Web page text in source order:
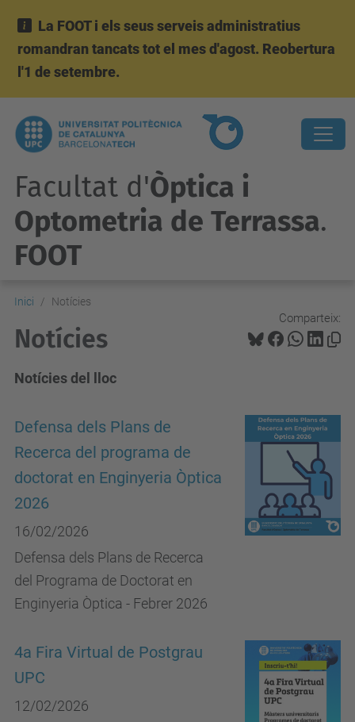
La FOOT i els seus serveis administratius
romandran tancats tot el mes d'agost. Reobertura
l'1 de setembre.
Facultat d'Òptica i
Optometria de Terrassa.
FOOT
Inici Notícies
Comparteix:
Notícies
Notícies del lloc
Defensa dels Plans de
Recerca del programa de
doctorat en Enginyeria Òptica
2026
16/02/2026
Defensa dels Plans de Recerca
del Programa de Doctorat en
Enginyeria Òptica - Febrer 2026
4a Fira Virtual de Postgrau
UPC
12/02/2026